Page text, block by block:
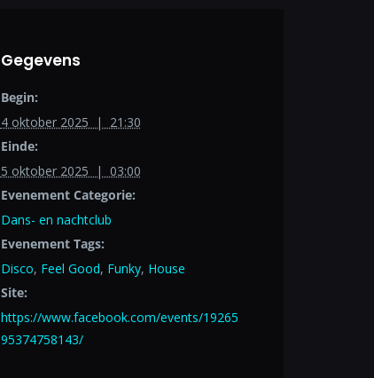
Gegevens
Begin:
4 oktober 2025 | 21:30
Einde:
5 oktober 2025 | 03:00
Evenement Categorie:
Dans- en nachtclub
Evenement Tags:
Disco, Feel Good, Funky, House
Site:
https://www.facebook.com/events/19265
95374758143/